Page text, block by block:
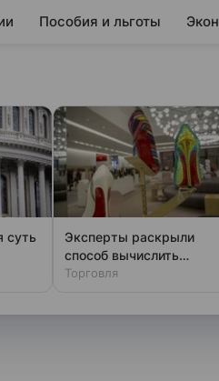
Пособия и льготы
суть
Эксперты раскрыли
способ вычислить
фальшивый люкс за
Торговля